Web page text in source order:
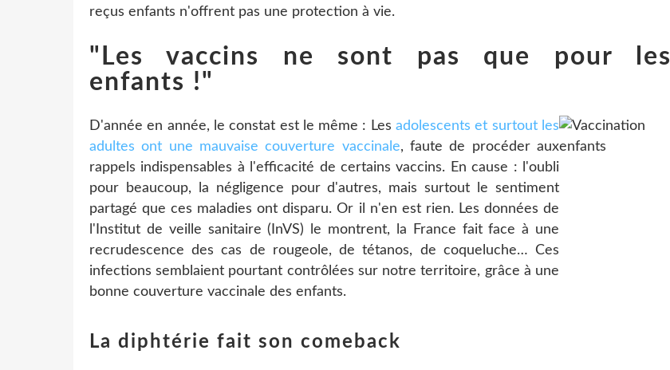
reçus enfants n'offrent pas une protection à vie.
"Les vaccins ne sont pas que pour les
enfants !"
D'année en année, le constat est le même : Lesadolescents et surtout les
adultes ont une mauvaise couverture vaccinale, faute de procéder aux
rappels indispensables à l'efficacité de certains vaccins. En cause : l'oubli
pour beaucoup, la négligence pour d'autres, mais surtout le sentiment
partagé que ces maladies ont disparu. Or il n'en est rien. Les données de
l'Institut de veille sanitaire (InVS) le montrent, la France fait face à une
recrudescence des cas de rougeole, de tétanos, de coqueluche… Ces
infections semblaient pourtant contrôlées sur notre territoire, grâce à une
bonne couverture vaccinale des enfants.
La diphtérie fait son comeback